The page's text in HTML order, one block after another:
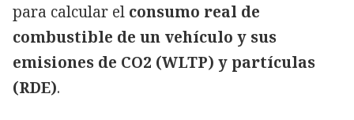
para calcular el consumo real de
combustible de un vehículo y sus
emisiones de CO2 (WLTP) y partículas
(RDE).